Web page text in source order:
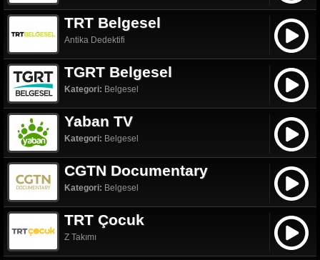
TRT Belgesel
Antika Dedektifi
TGRT Belgesel
Kategori: Belgesel
Yaban TV
Kategori: Belgesel
CGTN Documentary
Kategori: Belgesel
TRT Çocuk
Z Takımı